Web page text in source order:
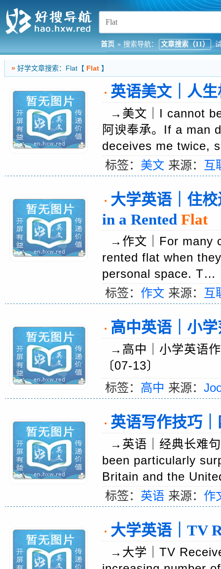
首页 » 搜索导航： 文章搜索（11）
» 好学文章搜索：Flat【 Flat 】
· 英语美文｜人
→美文｜I cannot
阿谀奉承。If a man
deceives me twice,
标签： 美文 来源： 互
· 大学英语｜住
in a RentedFlat
→作文｜For many
rented flat when
personal space. T…
标签： 作文 来源： 互
· 高中英语｜小
→高中｜小学英语
〔07-13〕
标签： 高中 来源：
· 英语写作技巧
→英语｜经典长难
been particularly
Britain and the
标签： 英语 来源： 作
· 大学英语｜TV
→大学｜TV